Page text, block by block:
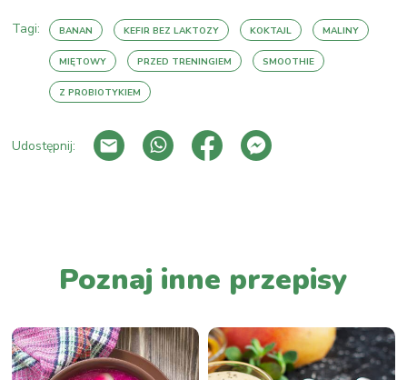
Tagi: BANAN KEFIR BEZ LAKTOZY KOKTAJL MALINY
MIĘTOWY PRZED TRENINGIEM SMOOTHIE
Z PROBIOTYKIEM
Udostępnij:
Poznaj inne przepisy